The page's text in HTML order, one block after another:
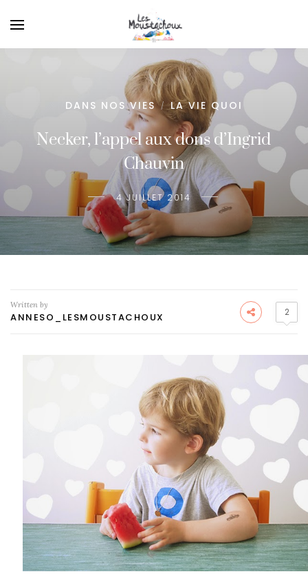
DANS NOS VIES / LA VIE QUOI
Necker, l’appel aux dons d’Ingrid
Chauvin
4 JUILLET 2014
Written by
ANNESO_LESMOUSTACHOUX 2